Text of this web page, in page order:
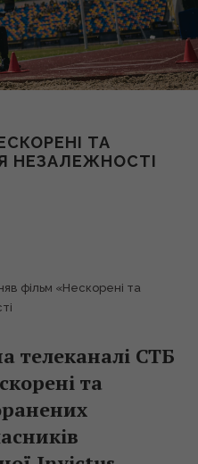
ТА
НЕЗАЛЕЖНОСТІ
фільм «Нескорені та
телеканалі СТБ
та